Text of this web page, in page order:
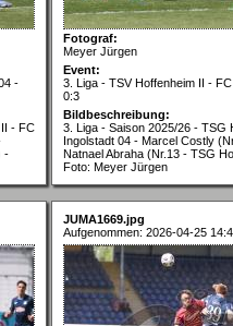
-
- FC
-
Fotograf:
Meyer Jürgen
Event:
3. Liga - TSV Hoffenheim II -
0:3
Bildbeschreibung:
3. Liga - Saison 2025/26 - TSG
Ingolstadt 04 - Marcel Costly
Natnael Abraha (Nr.13 - TSG
Foto: Meyer Jürgen
JUMA1669.jpg
Aufgenommen: 2026-04-25